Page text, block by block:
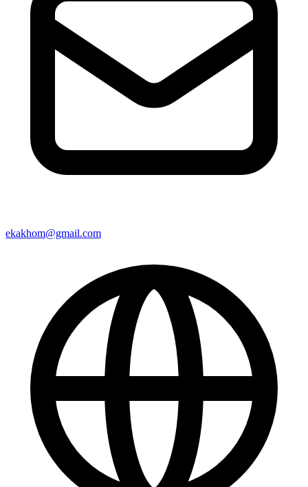
ekakhom@gmail.com